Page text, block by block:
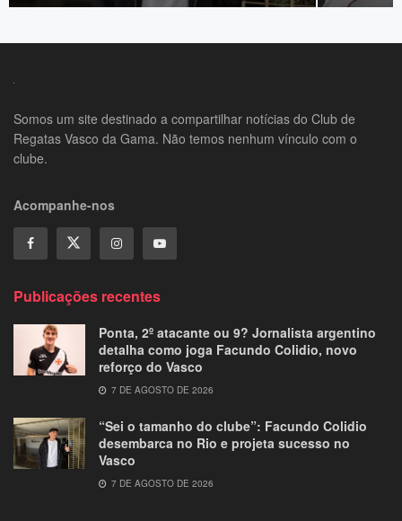
Somos um site destinado a compartilhar notícias do Club de
Regatas Vasco da Gama. Não temos nenhum vínculo com o
clube.
Acompanhe-nos
Publicações recentes
Ponta, 2º atacante ou 9? Jornalista argentino
detalha como joga Facundo Colidio, novo
reforço do Vasco
7 DE AGOSTO DE 2026
“Sei o tamanho do clube”: Facundo Colidio
desembarca no Rio e projeta sucesso no
Vasco
7 DE AGOSTO DE 2026